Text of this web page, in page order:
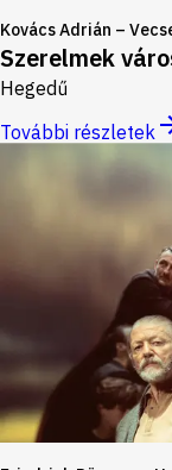
Kovács Adrián –
Szerelmek
Hegedű
További részletek